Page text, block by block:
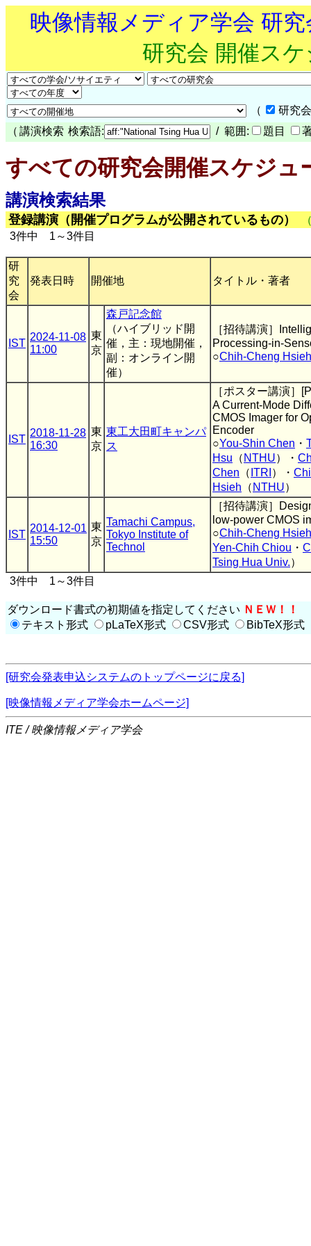
映像情報メディア学会 研
研究会 開催ス
（
研究
（ 講演検索 検索語: / 範囲: 題目
すべての研究会開催スケジュ
講演検索結果
登録講演（開催プログラムが公開されているもの）
3件中 1～3件目
研
究
会
発表日時 開催地 タイトル・著者
IST
2024-11-08
11:00
東
京
森戸記念館
（ハイブリッド開
催，主：現地開催，
副：オンライン開
催）
［招待講演］
Processing-in-
○Chih-Cheng Hsieh
IST
2018-11-28
16:30
東
京
東工大田町キャンパ
ス
［ポスター講演］
A Current-Mode
CMOS Imager for
Encoder
○You-Shin Chen ・
Hsu （ NTHU）・
Chen （ ITRI ）・
Hsieh （ NTHU）
IST
2014-12-01
15:50
東
京
Tamachi Campus,
Tokyo Institute of
Technol
［招待講演］
low-power CMOS
○Chih-Cheng Hsieh
Yen-Chih Chiou ・
Tsing Hua Univ.）
3件中 1～3件目
ダウンロード書式の初期値を指定してください ＮＥＷ！！
テキスト形式
pLaTeX形式 CSV形式 BibTeX形式
[研究会発表申込システムのトップページに戻る]
[映像情報メディア学会ホームページ]
ITE / 映像情報メディア学会